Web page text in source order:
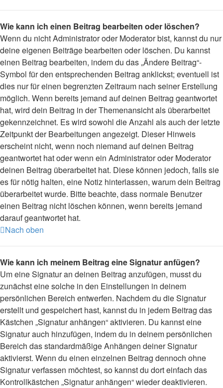
Wie kann ich einen Beitrag bearbeiten oder löschen?
Wenn du nicht Administrator oder Moderator bist, kannst du nur
deine eigenen Beiträge bearbeiten oder löschen. Du kannst
einen Beitrag bearbeiten, indem du das „Ändere Beitrag“-
Symbol für den entsprechenden Beitrag anklickst; eventuell ist
dies nur für einen begrenzten Zeitraum nach seiner Erstellung
möglich. Wenn bereits jemand auf deinen Beitrag geantwortet
hat, wird dein Beitrag in der Themenansicht als überarbeitet
gekennzeichnet. Es wird sowohl die Anzahl als auch der letzte
Zeitpunkt der Bearbeitungen angezeigt. Dieser Hinweis
erscheint nicht, wenn noch niemand auf deinen Beitrag
geantwortet hat oder wenn ein Administrator oder Moderator
deinen Beitrag überarbeitet hat. Diese können jedoch, falls sie
es für nötig halten, eine Notiz hinterlassen, warum dein Beitrag
überarbeitet wurde. Bitte beachte, dass normale Benutzer
einen Beitrag nicht löschen können, wenn bereits jemand
darauf geantwortet hat.
Nach oben
Wie kann ich meinem Beitrag eine Signatur anfügen?
Um eine Signatur an deinen Beitrag anzufügen, musst du
zunächst eine solche in den Einstellungen in deinem
persönlichen Bereich entwerfen. Nachdem du die Signatur
erstellt und gespeichert hast, kannst du in jedem Beitrag das
Kästchen „Signatur anhängen“ aktivieren. Du kannst eine
Signatur auch hinzufügen, indem du in deinem persönlichen
Bereich das standardmäßige Anhängen deiner Signatur
aktivierst. Wenn du einen einzelnen Beitrag dennoch ohne
Signatur verfassen möchtest, so kannst du dort einfach das
Kontrollkästchen „Signatur anhängen“ wieder deaktivieren.